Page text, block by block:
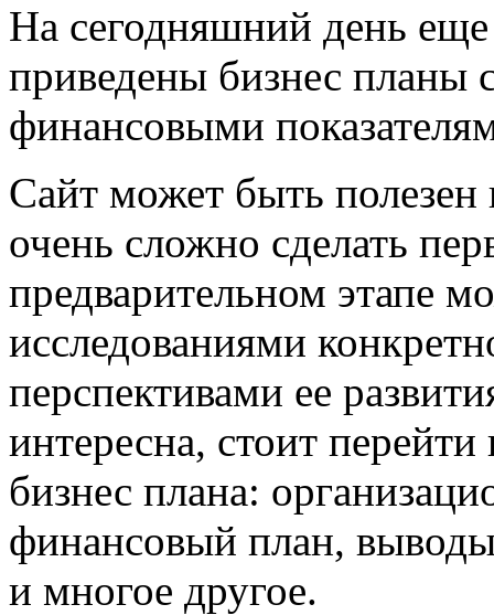
На сегодняшний день
приведены бизнес планы
финансовыми
Сайт может быть полезен
очень сложно сделать
предварительном этапе
исследованиями
перспективами ее
интересна, стоит
бизнес плана:
финансовый план,
и многое другое.